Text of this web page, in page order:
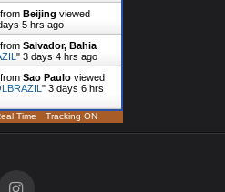
Beijing viewed
5 hrs ago
fromSalvador, Bahia
"3 days 4 hrs ago
fromSao Paulo viewed
"3 days 6 hrs
Time Tracking ON